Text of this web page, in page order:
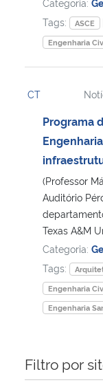
Tags:
ASCE
Engenharia
CT
Programa
(Professor
Auditório
Texas A&M
Categoria:
Tags:
Engenharia
Engenharia
Filtro por